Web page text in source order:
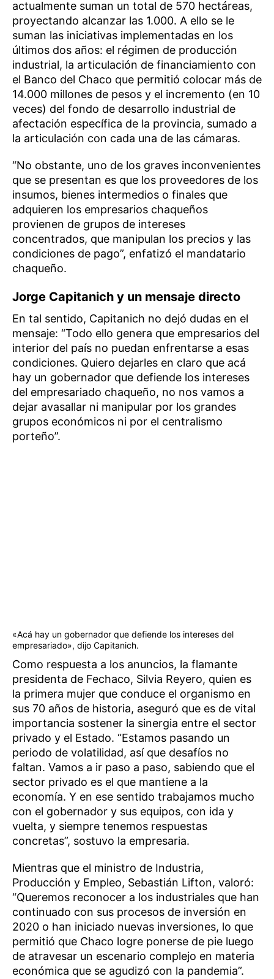
actualmente suman un total de 570 hectáreas,
proyectando alcanzar las 1.000. A ello se le
suman las iniciativas implementadas en los
últimos dos años: el régimen de producción
industrial, la articulación de financiamiento con
el Banco del Chaco que permitió colocar más de
14.000 millones de pesos y el incremento (en 10
veces) del fondo de desarrollo industrial de
afectación específica de la provincia, sumado a
la articulación con cada una de las cámaras.
“No obstante, uno de los graves inconvenientes
que se presentan es que los proveedores de los
insumos, bienes intermedios o finales que
adquieren los empresarios chaqueños
provienen de grupos de intereses
concentrados, que manipulan los precios y las
condiciones de pago”, enfatizó el mandatario
chaqueño.
Jorge Capitanich y un mensaje directo
En tal sentido, Capitanich no dejó dudas en el
mensaje: “Todo ello genera que empresarios del
interior del país no puedan enfrentarse a esas
condiciones. Quiero dejarles en claro que acá
hay un gobernador que defiende los intereses
del empresariado chaqueño, no nos vamos a
dejar avasallar ni manipular por los grandes
grupos económicos ni por el centralismo
porteño”.
«Acá hay un gobernador que defiende los intereses del
empresariado», dijo Capitanich.
Como respuesta a los anuncios, la flamante
presidenta de Fechaco, Silvia Reyero, quien es
la primera mujer que conduce el organismo en
sus 70 años de historia, aseguró que es de vital
importancia sostener la sinergia entre el sector
privado y el Estado. “Estamos pasando un
periodo de volatilidad, así que desafíos no
faltan. Vamos a ir paso a paso, sabiendo que el
sector privado es el que mantiene a la
economía. Y en ese sentido trabajamos mucho
con el gobernador y sus equipos, con ida y
vuelta, y siempre tenemos respuestas
concretas”, sostuvo la empresaria.
Mientras que el ministro de Industria,
Producción y Empleo, Sebastián Lifton, valoró:
“Queremos reconocer a los industriales que han
continuado con sus procesos de inversión en
2020 o han iniciado nuevas inversiones, lo que
permitió que Chaco logre ponerse de pie luego
de atravesar un escenario complejo en materia
económica que se agudizó con la pandemia”.